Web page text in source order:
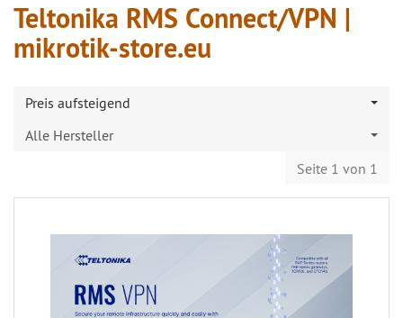
Teltonika RMS Connect/VPN |
mikrotik-store.eu
Preis aufsteigend
Alle Hersteller
Seite 1 von 1